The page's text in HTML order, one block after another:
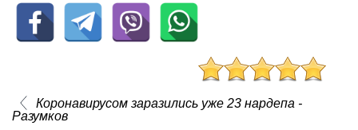
Коронавирусом заразились уже 23 нардепа -
Разумков